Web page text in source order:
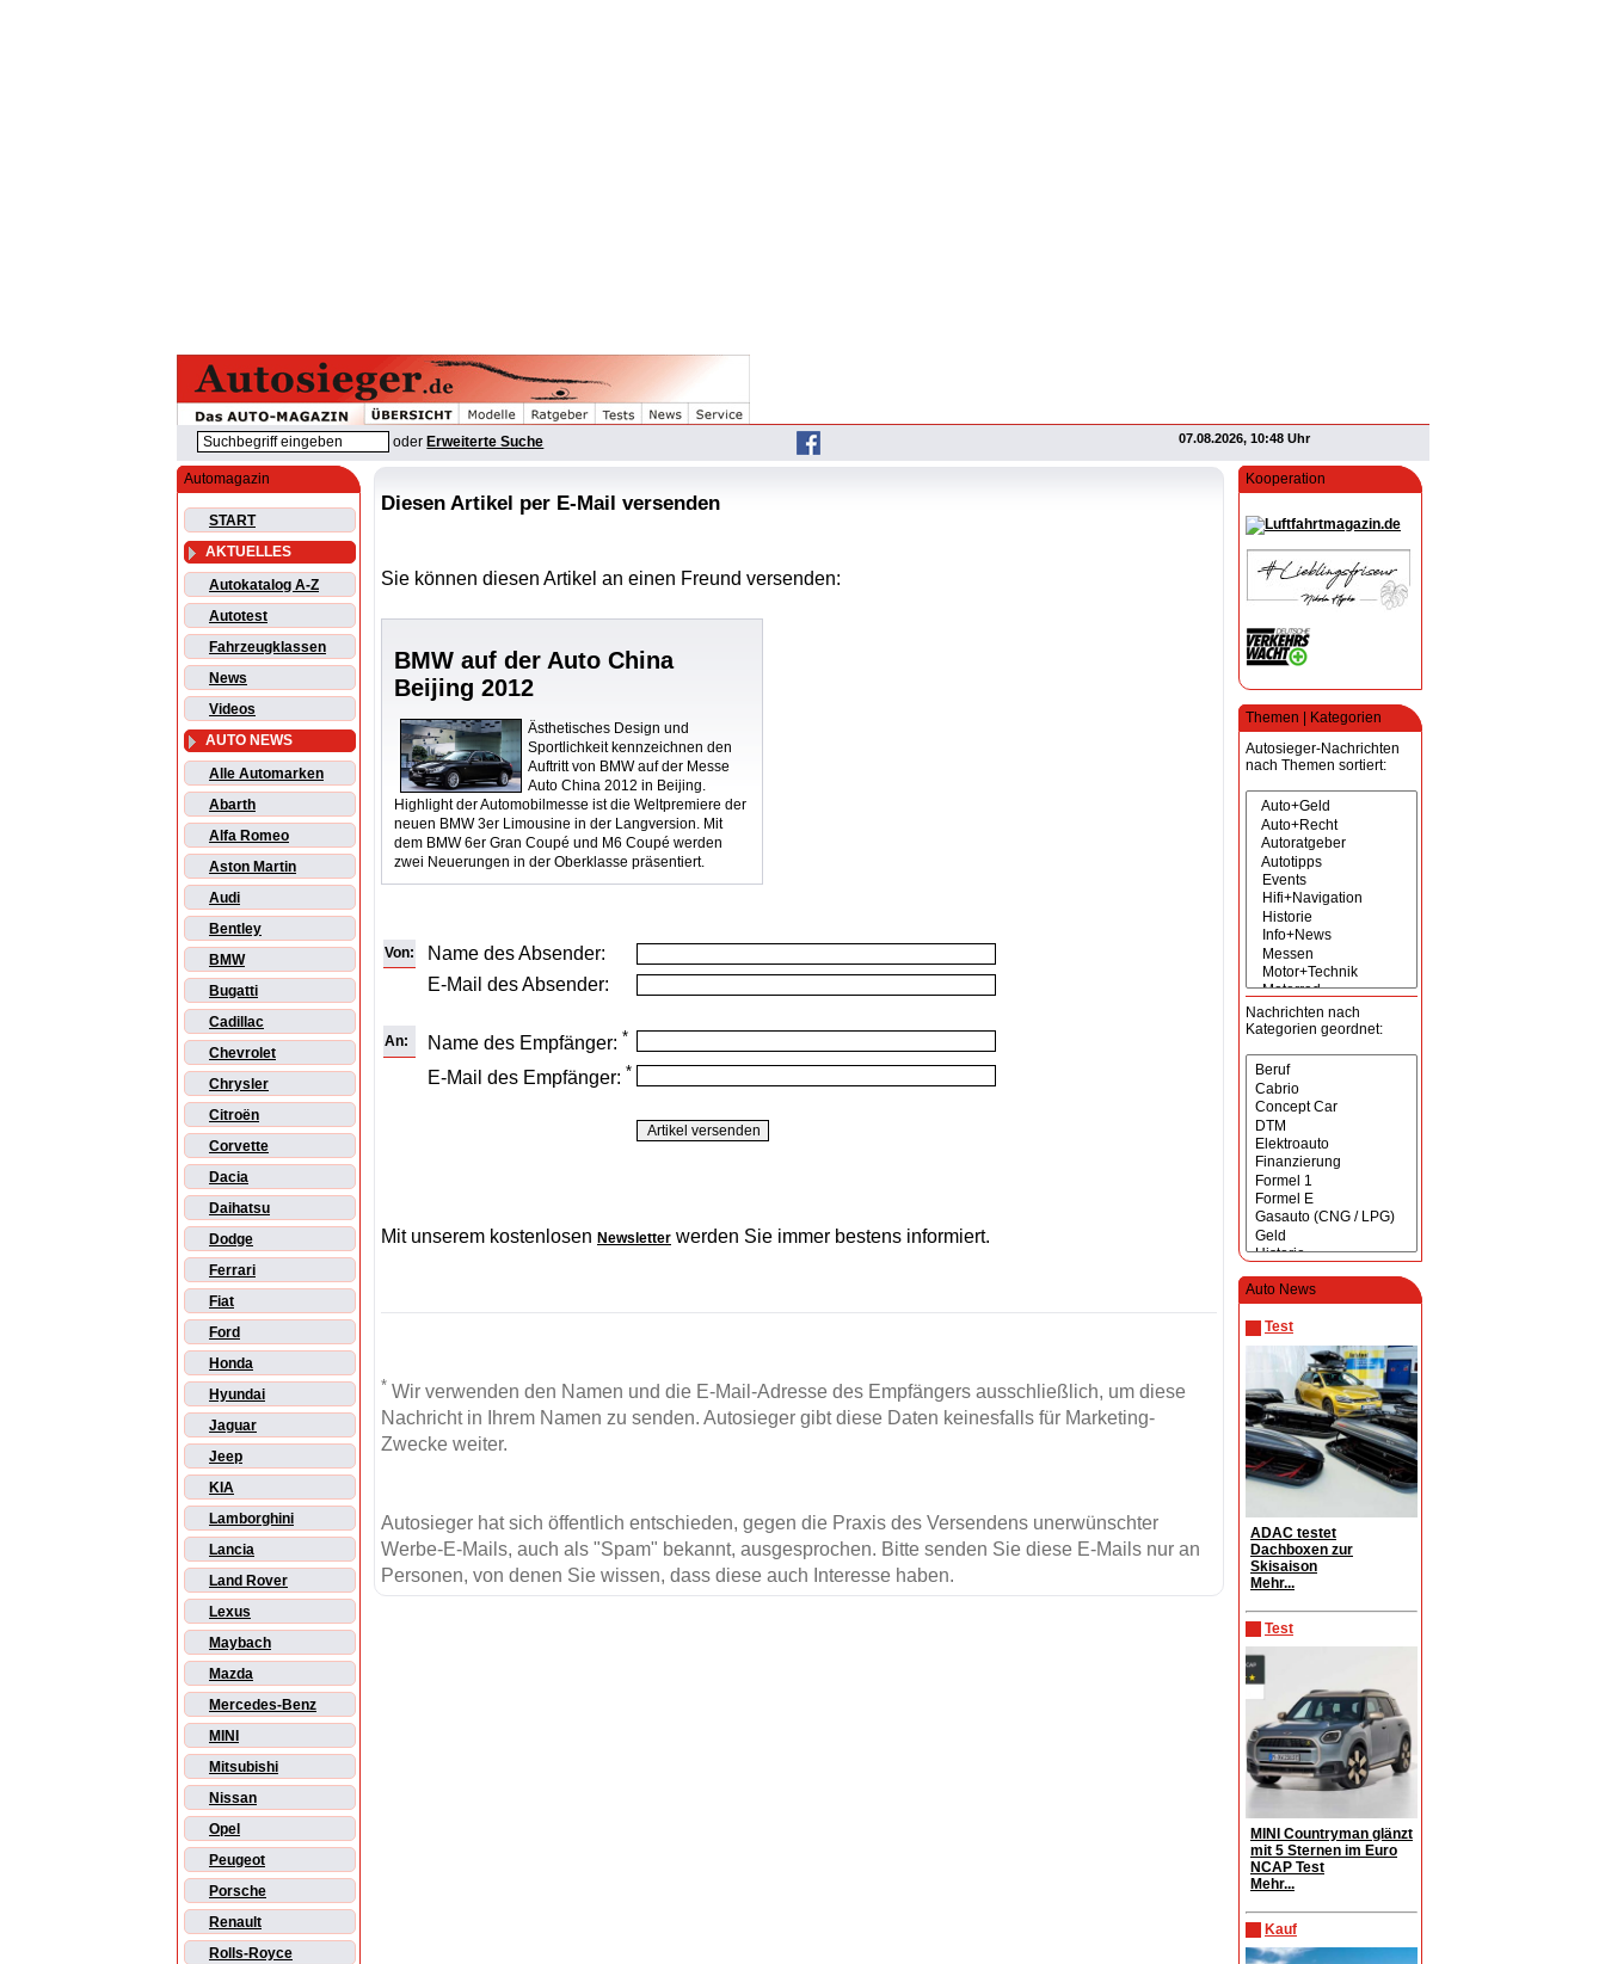
oder Erweiterte Suche 07.08.2026, 10:48 Uhr
Automagazin
START
AKTUELLES
Autokatalog A-Z
Autotest
Fahrzeugklassen
News
Videos
AUTO NEWS
Alle Automarken
Abarth
Alfa Romeo
Aston Martin
Audi
Bentley
BMW
Bugatti
Cadillac
Chevrolet
Chrysler
Citroën
Corvette
Dacia
Daihatsu
Dodge
Ferrari
Fiat
Ford
Honda
Hyundai
Jaguar
Jeep
KIA
Lamborghini
Lancia
Land Rover
Lexus
Maybach
Mazda
Mercedes-Benz
MINI
Mitsubishi
Nissan
Opel
Peugeot
Porsche
Renault
Rolls-Royce
Kooperation
Themen | Kategorien
Autosieger-Nachrichten
nach Themen sortiert:
Nachrichten nach
Kategorien geordnet:
Auto News
Test
ADAC testet
Dachboxen zur
Skisaison
Mehr...
Test
MINI Countryman glänzt
mit 5 Sternen im Euro
NCAP Test
Mehr...
Kauf
Diesen Artikel per E-Mail versenden
Sie können diesen Artikel an einen Freund versenden:
BMW auf der Auto China
Beijing 2012
Ästhetisches Design und
Sportlichkeit kennzeichnen den
Auftritt von BMW auf der Messe
Auto China 2012 in Beijing.
Highlight der Automobilmesse ist die Weltpremiere der
neuen BMW 3er Limousine in der Langversion. Mit
dem BMW 6er Gran Coupé und M6 Coupé werden
zwei Neuerungen in der Oberklasse präsentiert.
Von:
Name des Absender:
E-Mail des Absender:
An: Name des Empfänger: *
E-Mail des Empfänger: *
Mit unserem kostenlosen Newsletter werden Sie immer bestens informiert.
* Wir verwenden den Namen und die E-Mail-Adresse des Empfängers ausschließlich, um diese
Nachricht in Ihrem Namen zu senden. Autosieger gibt diese Daten keinesfalls für Marketing-
Zwecke weiter.
Autosieger hat sich öffentlich entschieden, gegen die Praxis des Versendens unerwünschter
Werbe-E-Mails, auch als "Spam" bekannt, ausgesprochen. Bitte senden Sie diese E-Mails nur an
Personen, von denen Sie wissen, dass diese auch Interesse haben.